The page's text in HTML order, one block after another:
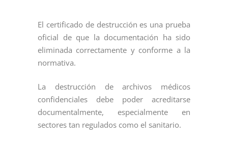
El certificado de destrucción es una prueba
oficial de que la documentación ha sido
eliminada correctamente y conforme a la
normativa.
La destrucción de archivos médicos
confidenciales debe poder acreditarse
documentalmente, especialmente en
sectores tan regulados como el sanitario.